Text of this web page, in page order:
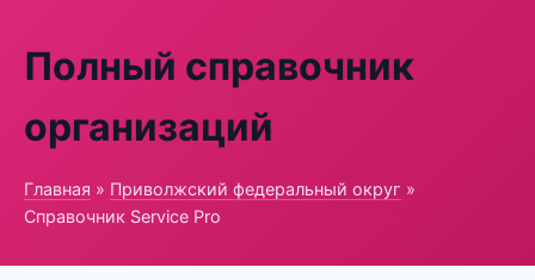
Полный справочник
организаций
Главная » Приволжский федеральный округ »
Справочник Service Pro